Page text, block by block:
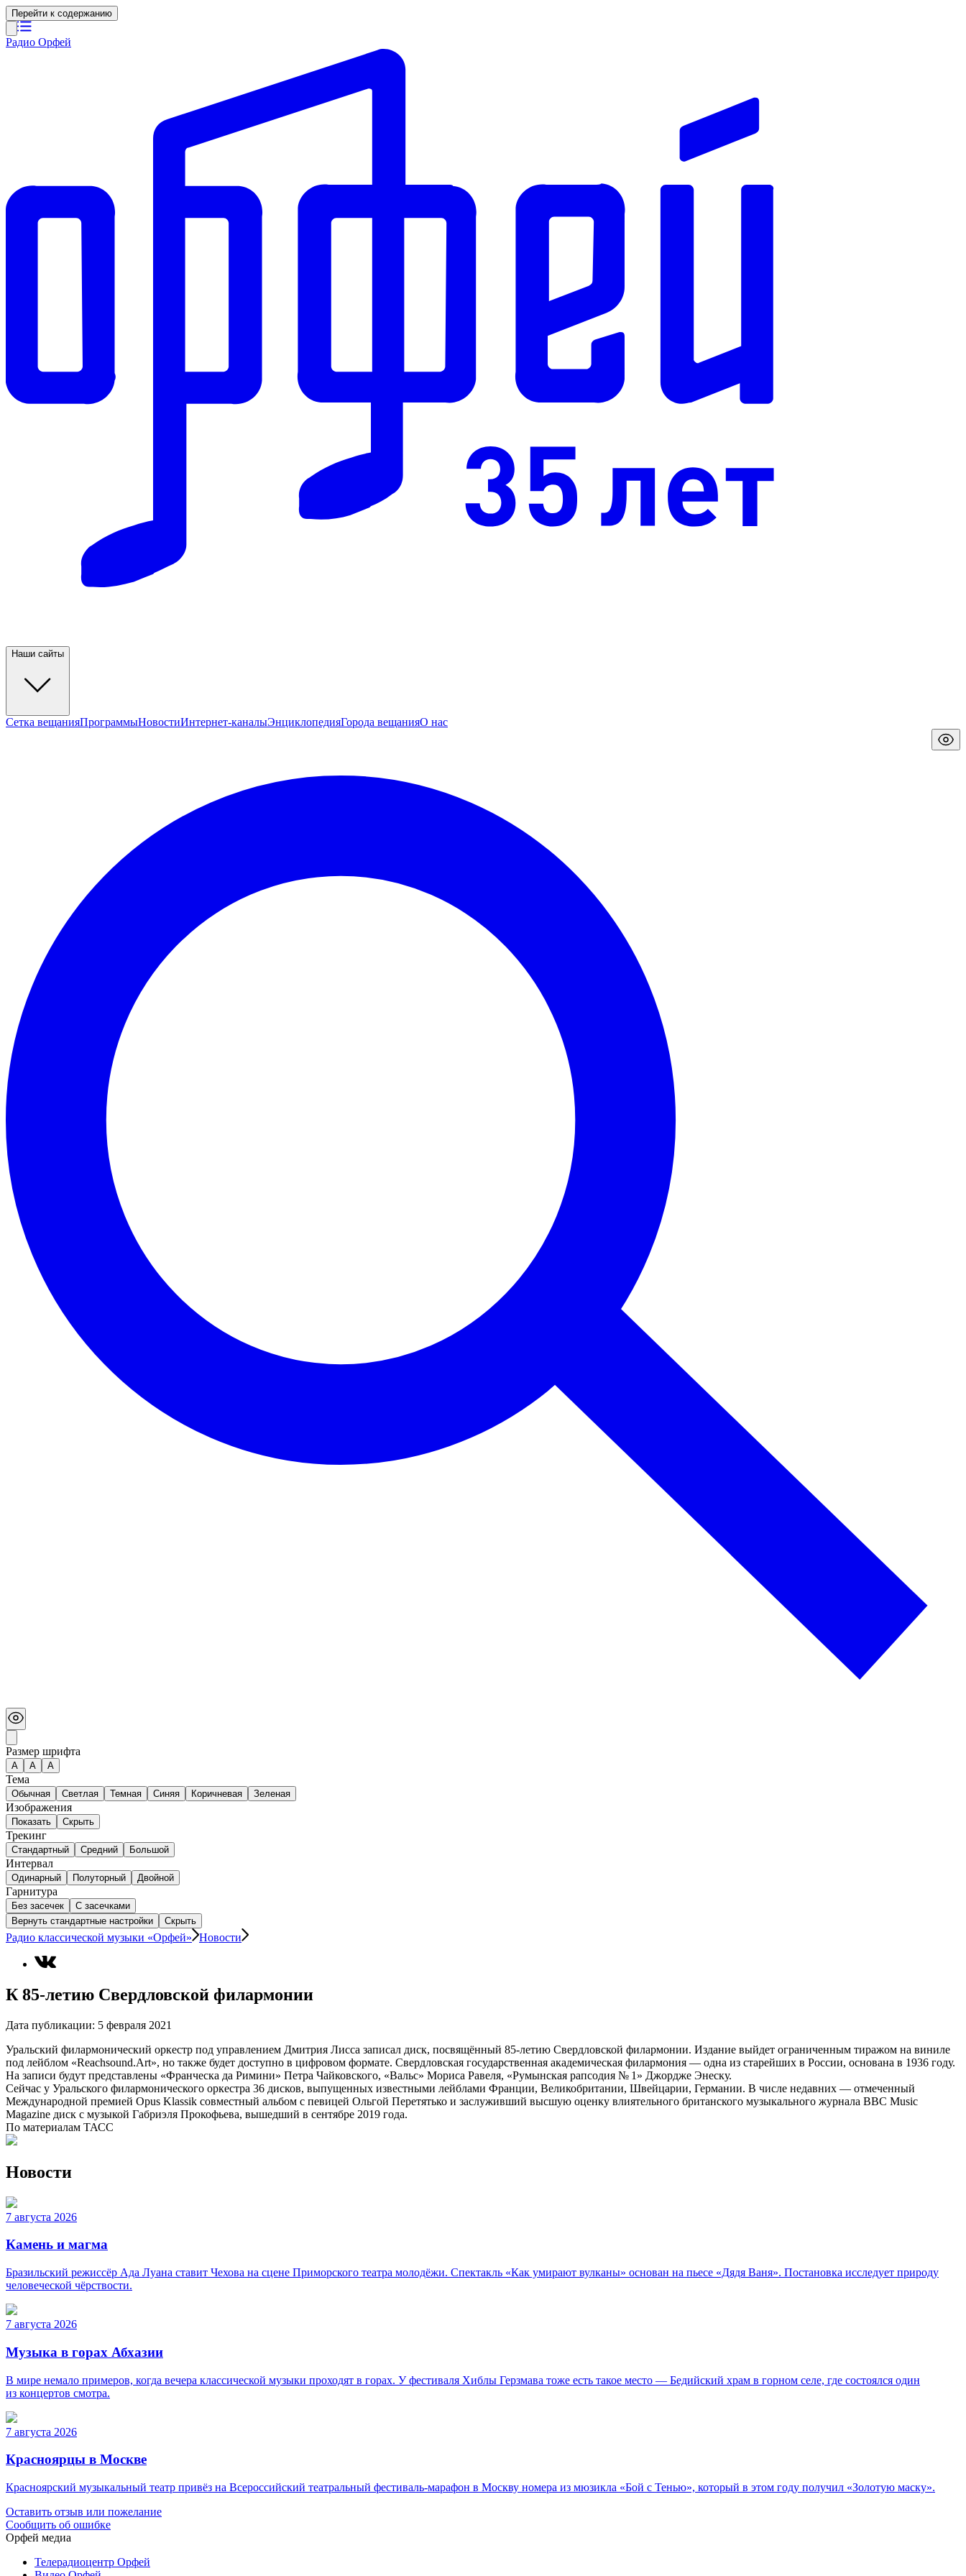
Перейти к содержанию
Радио Орфей
Наши сайты
Сетка вещанияПрограммыНовостиИнтернет-каналыЭнциклопедияГорода вещанияО нас
Размер шрифта
А A A
Тема
Обычная Светлая Темная Синяя Коричневая Зеленая
Изображения
Показать Скрыть
Трекинг
Стандартный Средний Большой
Интервал
Одинарный Полуторный Двойной
Гарнитура
Без засечек
С засечками
Вернуть стандартные настройки
Скрыть
Радио классической музыки «Орфей» Новости
К 85-летию Свердловской филармонии
Дата публикации: 5 февраля 2021
Уральский филармонический оркестр под управлением Дмитрия Лисса записал диск, посвящённый 85-летию Свердловской филармонии. Издание выйдет ограниченным тиражом на виниле
под лейблом «Reachsound.Art», но также будет доступно в цифровом формате. Свердловская государственная академическая филармония — одна из старейших в России, основана в 1936 году.
На записи будут представлены «Франческа да Римини» Петра Чайковского, «Вальс» Мориса Равеля, «Румынская рапсодия № 1» Джордже Энеску.
Сейчас у Уральского филармонического оркестра 36 дисков, выпущенных известными лейблами Франции, Великобритании, Швейцарии, Германии. В числе недавних — отмеченный
Международной премией Opus Klassik совместный альбом с певицей Ольгой Перетятько и заслуживший высшую оценку влиятельного британского музыкального журнала BBC Music
Magazine диск с музыкой Габриэля Прокофьева, вышедший в сентябре 2019 года.
По материалам ТАСС
Новости
7 августа 2026
Камень и магма
Бразильский режиссёр Ада Луана ставит Чехова на сцене Приморского театра молодёжи. Спектакль «Как умирают вулканы» основан на пьесе «Дядя Ваня». Постановка исследует природу
человеческой чёрствости.
7 августа 2026
Музыка в горах Абхазии
В мире немало примеров, когда вечера классической музыки проходят в горах. У фестиваля Хиблы Герзмава тоже есть такое место — Бедийский храм в горном селе, где состоялся один
из концертов смотра.
7 августа 2026
Красноярцы в Москве
Красноярский музыкальный театр привёз на Всероссийский театральный фестиваль-марафон в Москву номера из мюзикла «Бой с Тенью», который в этом году получил «Золотую маску».
Оставить отзыв или пожелание
Сообщить об ошибке
Орфей медиа
Телерадиоцентр Орфей